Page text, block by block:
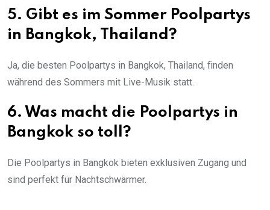
5. Gibt es im Sommer Poolpartys
in Bangkok, Thailand?
Ja, die besten Poolpartys in Bangkok, Thailand, finden
während des Sommers mit Live-Musik statt.
6. Was macht die Poolpartys in
Bangkok so toll?
Die Poolpartys in Bangkok bieten exklusiven Zugang und
sind perfekt für Nachtschwärmer.